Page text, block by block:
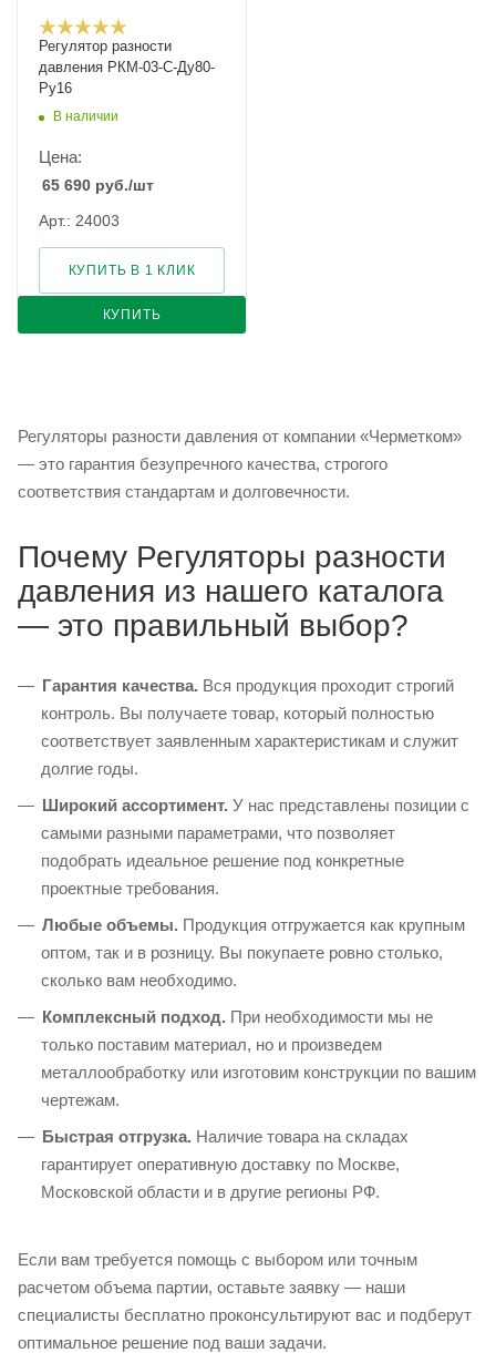
Регулятор разности
давления РКМ-03-С-Ду80-
Ру16
В наличии
Цена:
65 690 руб./шт
Арт.: 24003
КУПИТЬ
КУПИТЬ В 1 КЛИК
Регуляторы разности давления от компании «Черметком»
— это гарантия безупречного качества, строгого
соответствия стандартам и долговечности.
Почему Регуляторы разности
давления из нашего каталога
— это правильный выбор?
Гарантия качества. Вся продукция проходит строгий
контроль. Вы получаете товар, который полностью
соответствует заявленным характеристикам и служит
долгие годы.
Широкий ассортимент. У нас представлены позиции с
самыми разными параметрами, что позволяет
подобрать идеальное решение под конкретные
проектные требования.
Любые объемы. Продукция отгружается как крупным
оптом, так и в розницу. Вы покупаете ровно столько,
сколько вам необходимо.
Комплексный подход. При необходимости мы не
только поставим материал, но и произведем
металлообработку или изготовим конструкции по вашим
чертежам.
Быстрая отгрузка. Наличие товара на складах
гарантирует оперативную доставку по Москве,
Московской области и в другие регионы РФ.
Если вам требуется помощь с выбором или точным
расчетом объема партии, оставьте заявку — наши
специалисты бесплатно проконсультируют вас и подберут
оптимальное решение под ваши задачи.